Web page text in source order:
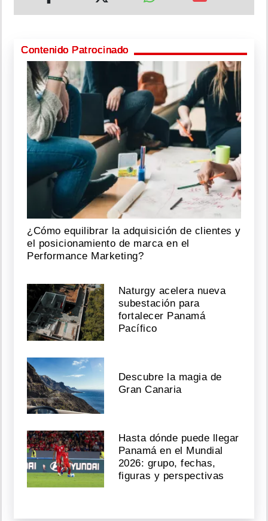
Contenido Patrocinado
¿Cómo equilibrar la adquisición de clientes y
el posicionamiento de marca en el
Performance Marketing?
Naturgy acelera nueva
subestación para
fortalecer Panamá
Pacífico
Descubre la magia de
Gran Canaria
Hasta dónde puede llegar
Panamá en el Mundial
2026: grupo, fechas,
figuras y perspectivas